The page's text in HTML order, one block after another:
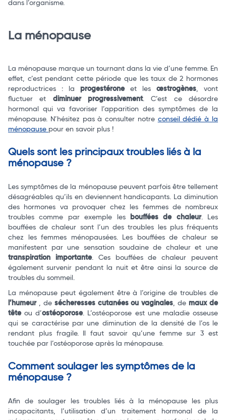
Total
Commander
dans l’organisme.
La ménopause
La ménopause marque un tournant dans la vie d’une femme. En
effet, c’est pendant cette période que les taux de 2 hormones
reproductrices : la progestéroneet les œstrogènes, vont
fluctuer et diminuer progressivement. C’est ce désordre
hormonal qui va favoriser l’apparition des symptômes de la
ménopause. N’hésitez pas à consulter notre conseil dédié à la
ménopause pour en savoir plus !
Quels sont les principaux troubles liés à la
ménopause ?
Les symptômes de la ménopause peuvent parfois être tellement
désagréables qu’ils en deviennent handicapants. La diminution
des hormones va provoquer chez les femmes de nombreux
troubles comme par exemple les
bouffées de chaleur. Les
bouffées de chaleur sont l’un des troubles les plus fréquents
chez les femmes ménopausées. Les bouffées de chaleur se
manifestent par une sensation soudaine de chaleur et une
transpiration importante. Ces bouffées de chaleur peuvent
également survenir pendant la nuit et être ainsi la source de
troubles du sommeil.
La ménopause peut également être à l’origine de troubles de
l’humeur , de sécheresses cutanées ou vaginales, de maux de
têteou d’ostéoporose. L’ostéoporose est une maladie osseuse
qui se caractérise par une diminution de la densité de l’os le
rendant plus fragile. Il faut savoir qu’une femme sur 3 est
touchée par l’ostéoporose après la ménopause.
Comment soulager les symptômes de la
ménopause ?
Afin de soulager les troubles liés à la ménopause les plus
incapacitants, l’utilisation d’un traitement hormonal de la